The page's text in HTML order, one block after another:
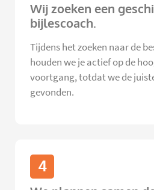
Wij zoeken een
bijlescoach.
Tijdens het zoeken naar de
houden we je actief op de
voortgang, totdat we de
gevonden.
4